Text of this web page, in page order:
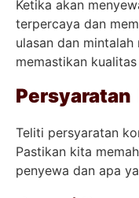
Ketika akan
terpercaya dan
ulasan dan
memastikan
Persyaratan
Teliti persyaratan
Pastikan kita
penyewa dan apa